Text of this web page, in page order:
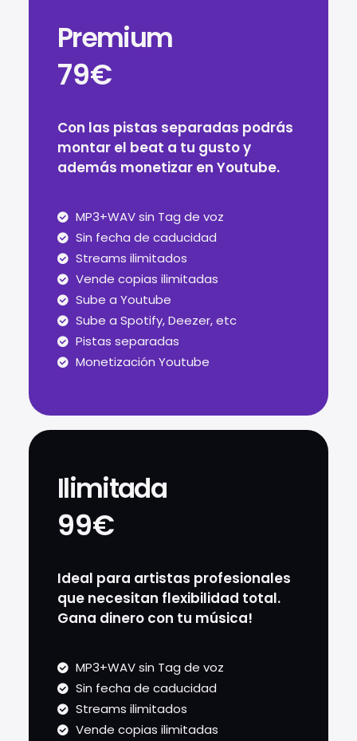
Premium
79€
Con las pistas separadas podrás
montar el beat a tu gusto y
además monetizar en Youtube.
MP3+WAV sin Tag de voz
Sin fecha de caducidad
Streams ilimitados
Vende copias ilimitadas
Sube a Youtube
Sube a Spotify, Deezer, etc
Pistas separadas
Monetización Youtube
Ilimitada
99€
Ideal para artistas profesionales
que necesitan flexibilidad total.
Gana dinero con tu música!
MP3+WAV sin Tag de voz
Sin fecha de caducidad
Streams ilimitados
Vende copias ilimitadas